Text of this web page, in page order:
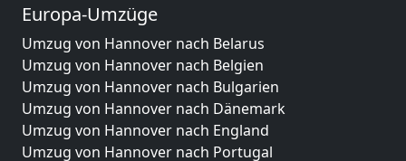
Europa-Umzüge
Umzug von Hannover nach Belarus
Umzug von Hannover nach Belgien
Umzug von Hannover nach Bulgarien
Umzug von Hannover nach Dänemark
Umzug von Hannover nach England
Umzug von Hannover nach Portugal